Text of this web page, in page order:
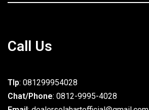
Call Us
Tlp: 081299954028
Chat/Phone: 0812-9995-4028